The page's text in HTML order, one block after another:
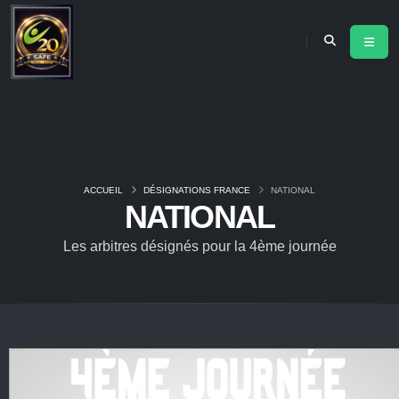
NATIONAL
Les arbitres désignés pour la 4ème journée
ACCUEIL DÉSIGNATIONS FRANCE NATIONAL